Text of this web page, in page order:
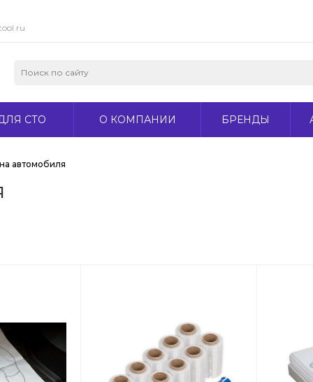
СТО О КОМПАНИИ БРЕНДЫ
автомобиля